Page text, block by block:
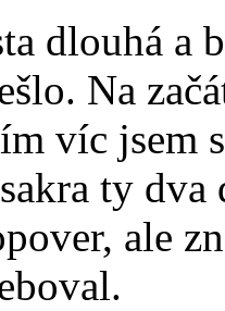
dlouhá a
Na
víc jsem
ty
ale